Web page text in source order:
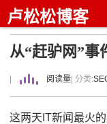
卢松松博客
从“赶驴网”事
阅读量 | 分类:
这两天IT新闻最火